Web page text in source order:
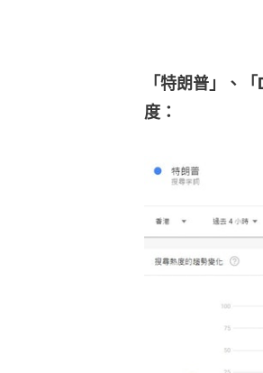
「特朗普」、
度：